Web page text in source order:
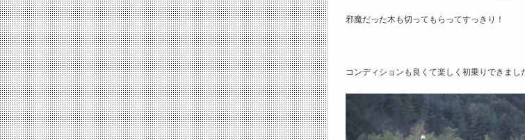
邪魔だった木も切ってもらってすっきり！
コンディションも良くて楽しく初乗りできまし